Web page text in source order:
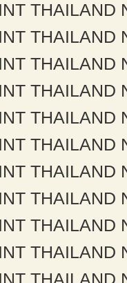
THAILAND
THAILAND
THAILAND
THAILAND
THAILAND
THAILAND
THAILAND
THAILAND
THAILAND
THAILAND
THAILAND